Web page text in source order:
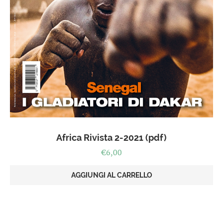
Africa Rivista 2-2021 (pdf)
€6,00
AGGIUNGI AL CARRELLO